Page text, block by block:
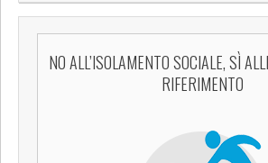
NO ALL’ISOLAMENTO SOCIALE, SÌ
RIFERIMENTO